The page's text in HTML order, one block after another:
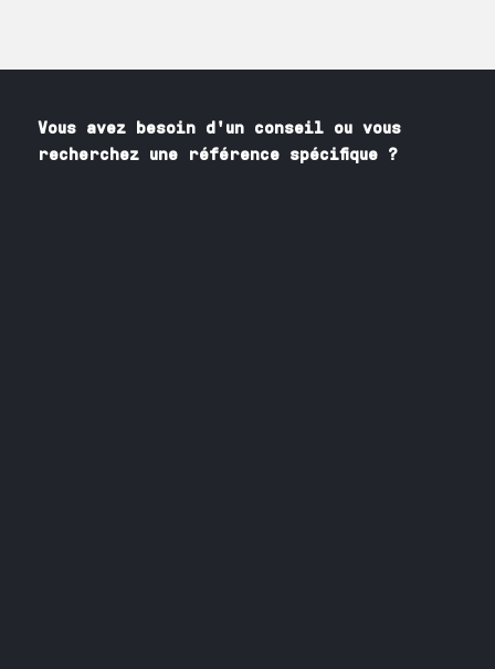
Vous avez besoin d'un conseil ou vous
recherchez une référence spécifique ?